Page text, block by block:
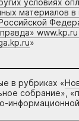
материалов
»
в рубриках «
собрание»,